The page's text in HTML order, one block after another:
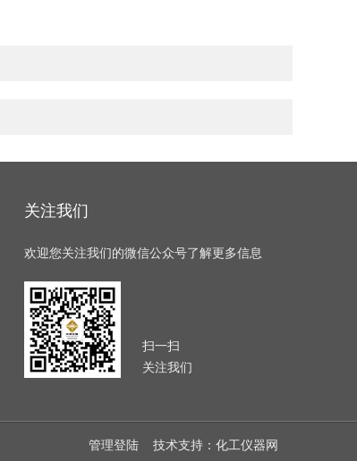
关注我们
欢迎您关注我们的微信公众号了解更多信息
扫一扫
关注我们
管理登陆 技术支持： 化工仪器网